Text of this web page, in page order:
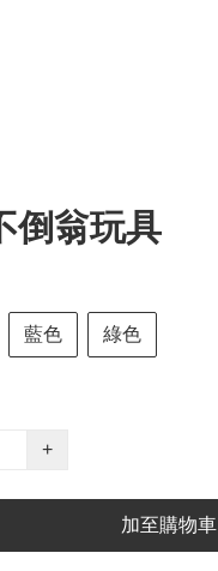
倒翁玩具
藍色 綠色
+
加至購物車